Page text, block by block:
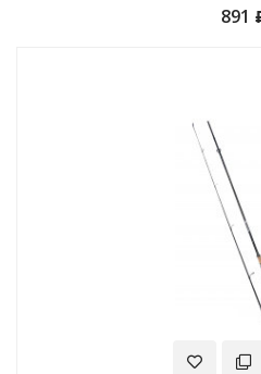
891